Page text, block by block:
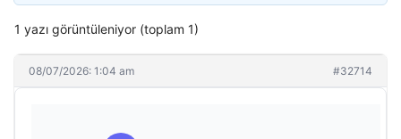
1 yazı görüntüleniyor (toplam 1)
08/07/2026: 1:04 am #32714